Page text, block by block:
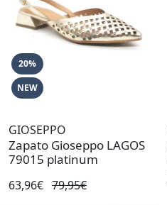
20%
NEW
GIOSEPPO
Zapato Gioseppo LAGOS
79015 platinum
63,96€ 79,95€